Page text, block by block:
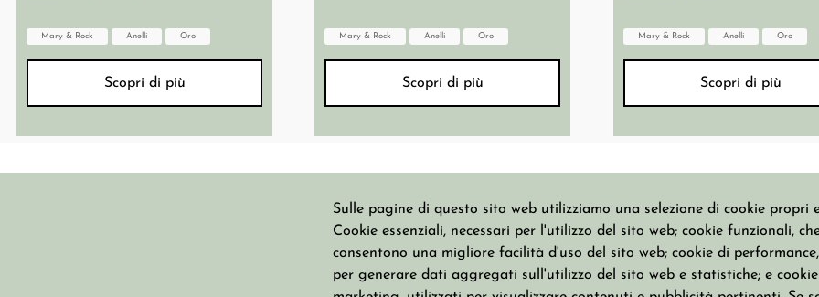
Mary & Rock Anelli Oro
Scopri di più
Mary & Rock Anelli Oro
Scopri di più
Mary & Rock Anelli Oro
Scopri di più
Sulle pagine di questo sito web utilizziamo una selezione di cookie propri
Cookie essenziali, necessari per l'utilizzo del sito web; cookie funzionali,
consentono una migliore facilità d'uso del sito web; cookie di
per generare dati aggregati sull'utilizzo del sito web e statistiche; e
CHI SIAMO
Su Misura
CATALOGO
Anelli
COLLEZIONI
Basic Jewels